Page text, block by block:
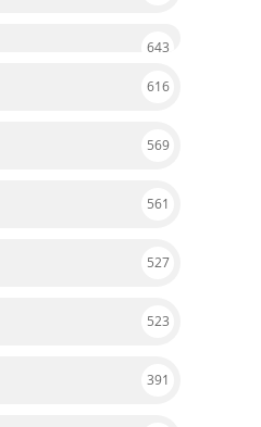
643
616
569
561
527
523
391